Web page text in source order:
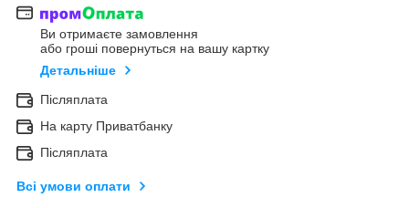
Ви отримаєте замовлення
або гроші повернуться на вашу картку
Детальніше
Післяплата
На карту Приватбанку
Післяплата
Всі умови оплати